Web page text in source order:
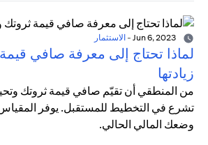
- الاستثمار
لماذا تحتاج إلى معرفة صافي
زيادتها
من المنطقي أن تقيّم صافي قيمة ثروتك
تشرع في التخطيط للمستقبل. يوفر
وضعك المالي الحالي.